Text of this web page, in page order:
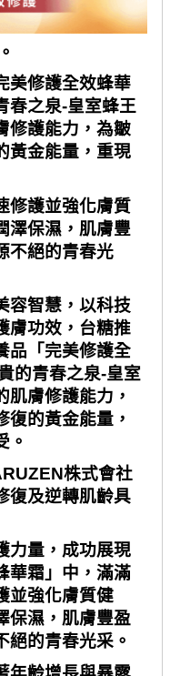
美修護全效蜂華
春之泉-皇室蜂王
修護能力，為皺
黃金能量，重現
修護並強化膚質
澤保濕，肌膚豐
不絕的青春光
容智慧，以科技
膚功效，台糖推
品「完美修護全
的青春之泉-皇室
膚修護能力，
的黃金能量，
。
株式會社
復及逆轉肌齡具
力量，成功展現
華霜」中，滿滿
並強化膚質健
保濕，肌膚豐盈
絕的青春光采。